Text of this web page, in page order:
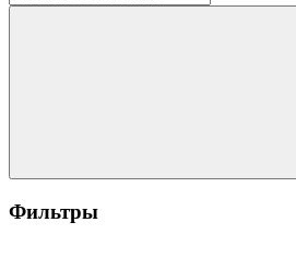
Фильтры